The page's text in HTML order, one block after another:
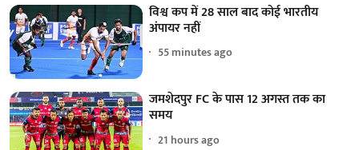
विश्व कप में 28 साल बाद कोई भारतीय
अंपायर नहीं
55 minutes ago
जमशेदपुर FC के पास 12 अगस्त तक का
समय
21 hours ago